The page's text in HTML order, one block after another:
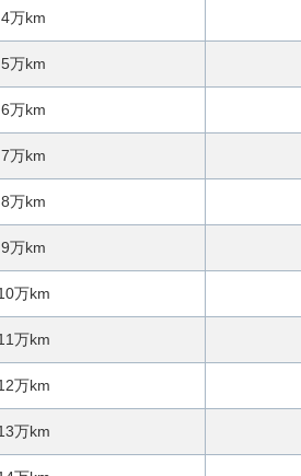
4万km
5万km
6万km
7万km
8万km
9万km
万km
万km
万km
万km